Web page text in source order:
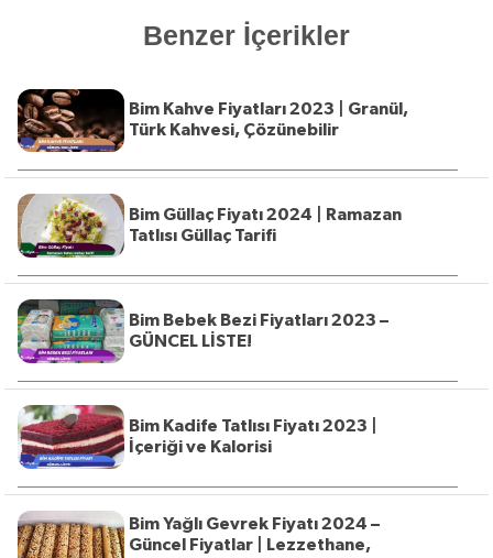
Benzer İçerikler
Bim Kahve Fiyatları 2023 | Granül,
Türk Kahvesi, Çözünebilir
Bim Güllaç Fiyatı 2024 | Ramazan
Tatlısı Güllaç Tarifi
Bim Bebek Bezi Fiyatları 2023 –
GÜNCEL LİSTE!
Bim Kadife Tatlısı Fiyatı 2023 |
İçeriği ve Kalorisi
Bim Yağlı Gevrek Fiyatı 2024 –
Güncel Fiyatlar | Lezzethane,